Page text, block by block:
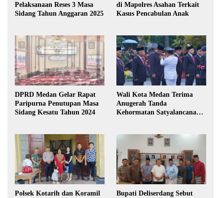
Pelaksanaan Reses 3 Masa
Sidang Tahun Anggaran 2025
di Mapolres Asahan Terkait
Kasus Pencabulan Anak
DPRD Medan Gelar Rapat
Paripurna Penutupan Masa
Sidang Kesatu Tahun 2024
Wali Kota Medan Terima
Anugerah Tanda
Kehormatan Satyalancana
Polsek Kotarih dan Koramil
Bupati Deliserdang Sebut